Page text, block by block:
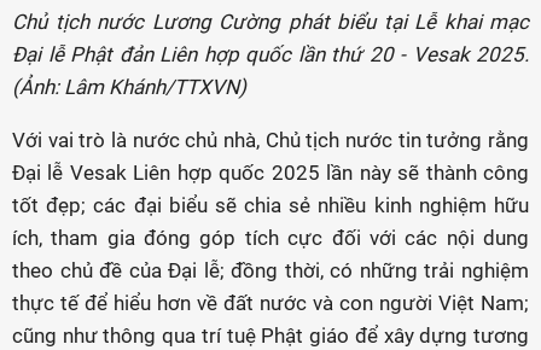
Chủ tịch nước Lương Cường phát biểu tại Lễ khai mạc
Đại lễ Phật đản Liên hợp quốc lần thứ 20 - Vesak 2025.
(Ảnh: Lâm Khánh/TTXVN)
Với vai trò là nước chủ nhà, Chủ tịch nước tin tưởng rằng
Đại lễ Vesak Liên hợp quốc 2025 lần này sẽ thành công
tốt đẹp; các đại biểu sẽ chia sẻ nhiều kinh nghiệm hữu
ích, tham gia đóng góp tích cực đối với các nội dung
theo chủ đề của Đại lễ; đồng thời, có những trải nghiệm
thực tế để hiểu hơn về đất nước và con người Việt Nam;
cũng như thông qua trí tuệ Phật giáo để xây dựng tương